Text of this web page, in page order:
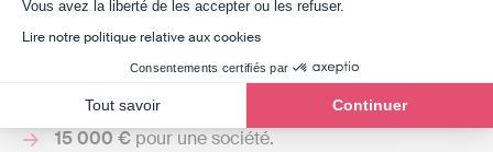
Vous avez la liberté de les accepter ou les refuser.
Lire notre politique relative aux cookies
Consentements certifiés par
Tout savoir Continuer
Ne pas remettre un devis lorsqu’il est obligatoire vous
expose à uneamende administrative
pour une personne physique (en entreprise
individuelle) ;
15 000 € pour une société.